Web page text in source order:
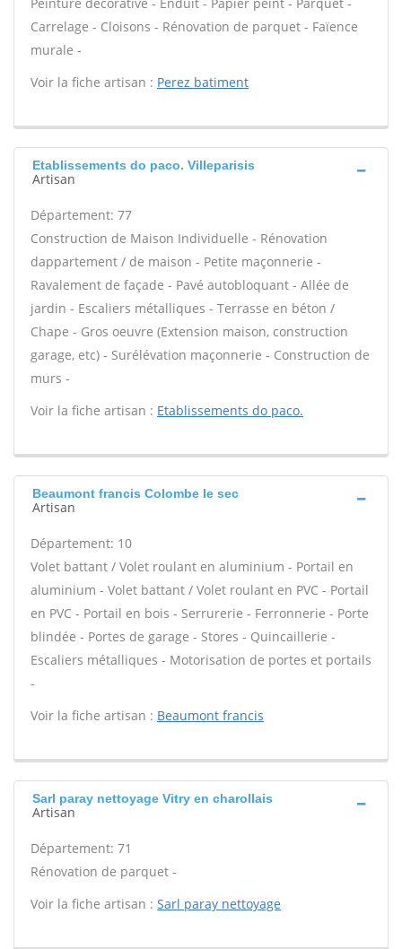
Carrelage - Cloisons - Rénovation de parquet - Faïence
murale -
Voir la fiche artisan : Perez batiment
Etablissements do paco. Villeparisis
Artisan
Département: 77
Construction de Maison Individuelle - Rénovation
dappartement / de maison - Petite maçonnerie -
Ravalement de façade - Pavé autobloquant - Allée de
jardin - Escaliers métalliques - Terrasse en béton /
Chape - Gros oeuvre (Extension maison, construction
garage, etc) - Surélévation maçonnerie - Construction de
murs -
Voir la fiche artisan : Etablissements do paco.
Beaumont francis Colombe le sec
Artisan
Département: 10
Volet battant / Volet roulant en aluminium - Portail en
aluminium - Volet battant / Volet roulant en PVC - Portail
en PVC - Portail en bois - Serrurerie - Ferronnerie - Porte
blindée - Portes de garage - Stores - Quincaillerie -
Escaliers métalliques - Motorisation de portes et portails
-
Voir la fiche artisan : Beaumont francis
Sarl paray nettoyage Vitry en charollais
Artisan
Département: 71
Rénovation de parquet -
Voir la fiche artisan : Sarl paray nettoyage